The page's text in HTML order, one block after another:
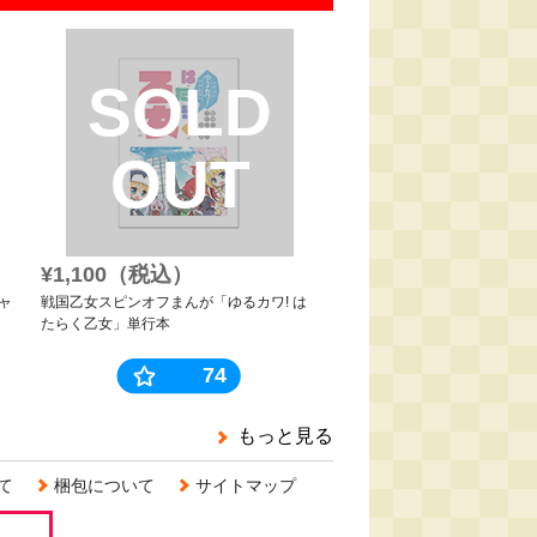
SOLD
OUT
¥1,100（税込）
戦国乙女スピンオフまんが「ゆるカワ! は
たらく乙女」単行本
74
もっと見る
梱包について サイトマップ